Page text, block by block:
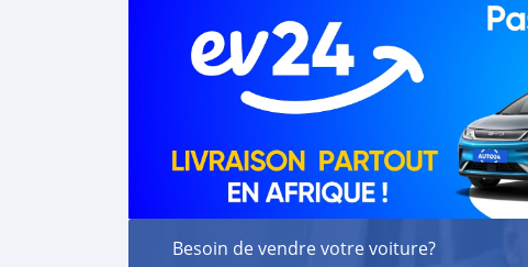
Besoin de vendre votre voiture?